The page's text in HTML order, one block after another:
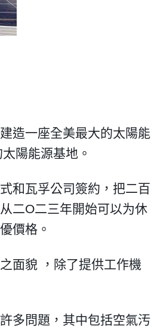
造一座全美最大的太陽能
陽能源基地 。
和瓦孚公司簽約 ， 把二百
从二O二三年開始可以为休
價格 。
面貌 ， 除了提供工作機
多問題 ， 其中包括空氣汚